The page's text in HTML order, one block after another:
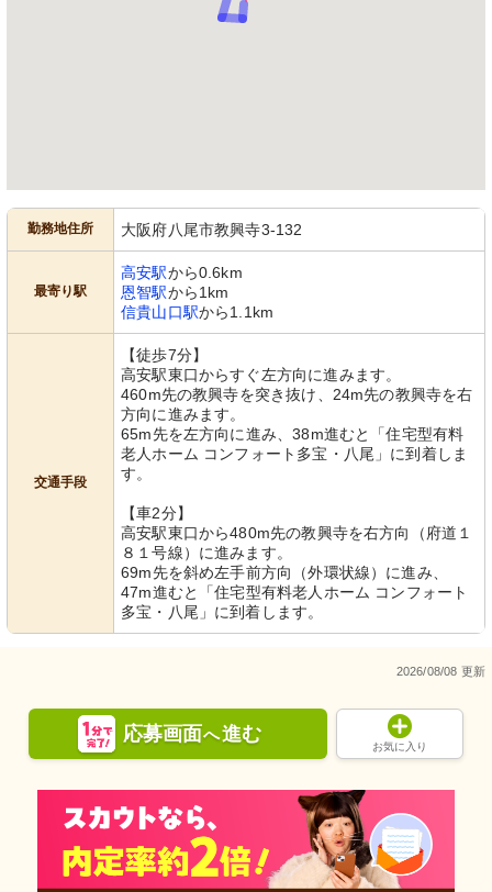
勤務地住所 大阪府八尾市教興寺3-132
最寄り駅
高安駅から0.6km
恩智駅から1km
信貴山口駅から1.1km
交通手段
【徒歩7分】
高安駅東口からすぐ左方向に進みます。
460m先の教興寺を突き抜け、24m先の教興寺を右
方向に進みます。
65m先を左方向に進み、38m進むと「住宅型有料
老人ホーム コンフォート多宝・八尾」に到着しま
す。
【車2分】
高安駅東口から480m先の教興寺を右方向（府道１
８１号線）に進みます。
69m先を斜め左手前方向（外環状線）に進み、
47m進むと「住宅型有料老人ホーム コンフォート
多宝・八尾」に到着します。
2026/08/08 更新
応募画面へ進む
お気に入り